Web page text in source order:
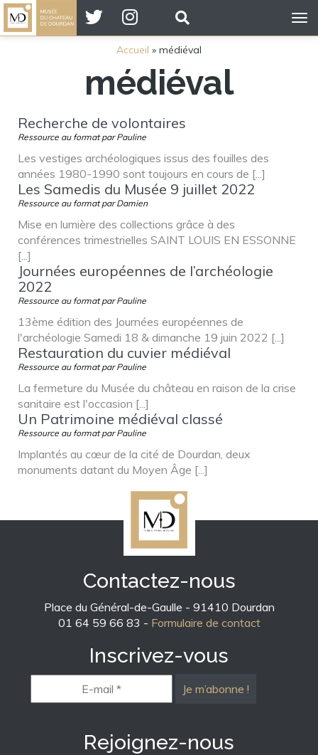
Accueil » médiéval
médiéval
Recherche de volontaires
Ressource au format par Pauline
Les vestiges archéologiques issus des fouilles des
années 1980-1990 sont toujours en cours de [...]
Les Samedis du Musée 9 juillet 2022
Ressource au format par Damien
Mise en lumière des collections grâce à des
conférences trimestrielles SAINT LOUIS EN ESSONNE
[...]
Journées européennes de l’archéologie
2022
Ressource au format par Pauline
13ème édition des Journées européennes de
l'archéologie Samedi 18 & dimanche 19 juin 2022 [...]
Restauration du cuvier médiéval
Ressource au format par Pauline
La fermeture du Musée du château en raison de la crise
sanitaire est l'occasion [...]
Un Patrimoine médiéval classé
Ressource au format par Pauline
Implantés au cœur de la cité de Dourdan, deux
monuments datant du Moyen Âge [...]
Contactez-nous
Place du Général-de-Gaulle - 91410 Dourdan
01 64 59 66 83 - Formulaire de contact
Inscrivez-vous
mail
*
Rejoignez-nous